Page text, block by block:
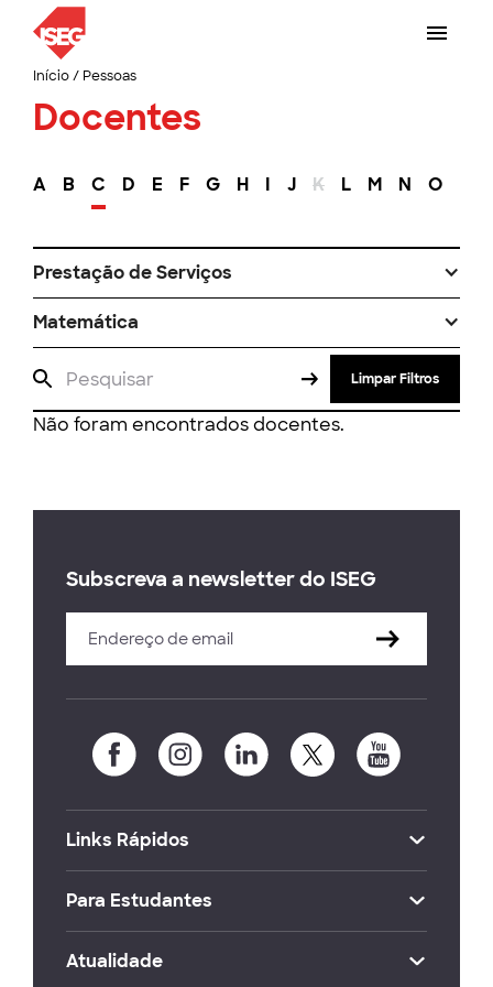
Início/ Pessoas
Docentes
A B C D E F G H I J K L M N O
Prestação de Serviços
Matemática
Limpar Filtros
Não foram encontrados docentes.
Subscreva a newsletter do ISEG
Links Rápidos
Para Estudantes
Atualidade